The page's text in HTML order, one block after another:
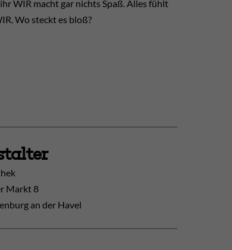
WIR macht gar nichts Spaß. Alles fühlt
Wo steckt es bloß?
Markt 8
an der Havel